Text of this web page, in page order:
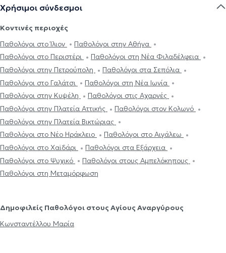
Χρήσιμοι σύνδεσμοι
Κοντινές περιοχές
Παθολόγοι στο Ίλιον
Παθολόγοι στην Αθήνα
Παθολόγοι στο Περιστέρι
Παθολόγοι στη Νέα Φιλαδέλφεια
Παθολόγοι στην Πετρούπολη
Παθολόγοι στα Σεπόλια
Παθολόγοι στο Γαλάτσι
Παθολόγοι στη Νέα Ιωνία
Παθολόγοι στην Κυψέλη
Παθολόγοι στις Αχαρνές
Παθολόγοι στην Πλατεία Αττικής
Παθολόγοι στον Κολωνό
Παθολόγοι στην Πλατεία Βικτώριας
Παθολόγοι στο Νέο Ηράκλειο
Παθολόγοι στο Αιγάλεω
Παθολόγοι στο Χαϊδάρι
Παθολόγοι στα Εξάρχεια
Παθολόγοι στο Ψυχικό
Παθολόγοι στους Αμπελόκηπους
Παθολόγοι στη Μεταμόρφωση
Δημοφιλείς Παθολόγοι στους Αγίους Αναργύρους
Κωνσταντέλλου Μαρία